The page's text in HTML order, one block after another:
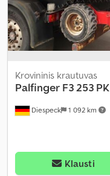
Diespeck 1 092 km
Krovininis krautuvas
Palfinger F3 253 PK
Klausti